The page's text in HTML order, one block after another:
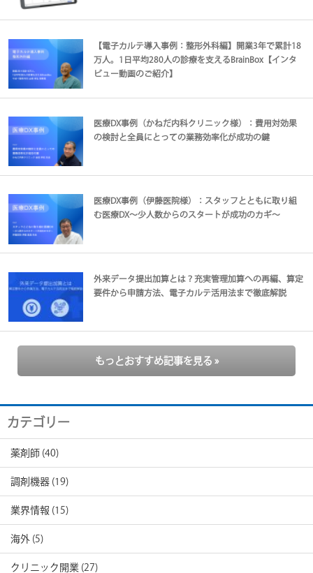
【電子カルテ導入事例：整形外科編】開業3年で累計18
万人。1日平均280人の診療を支えるBrainBox【インタ
ビュー動画のご紹介】
医療DX事例（かねだ内科クリニック様）：費用対効果
の検討と全員にとっての業務効率化が成功の鍵
医療DX事例（伊藤医院様）：スタッフとともに取り組
む医療DX～少人数からのスタートが成功のカギ～
外来データ提出加算とは？充実管理加算への再編、算定
要件から申請方法、電子カルテ活用法まで徹底解説
もっとおすすめ記事を見る »
カテゴリー
薬剤師 (40)
調剤機器 (19)
業界情報 (15)
海外 (5)
クリニック開業 (27)